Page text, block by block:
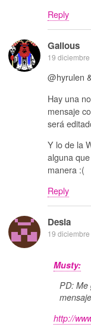
Reply
Galious
19 diciembre
@hyrulen
Hay una
mensaje
será
Y lo de la
alguna
manera :(
Reply
Desia
19 diciembre
Musty:
PD: Me
http://